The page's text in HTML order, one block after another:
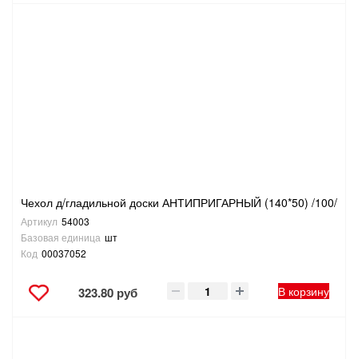
Чехол д/гладильной доски АНТИПРИГАРНЫЙ (140*50) /100/
Артикул 54003
Базовая единица шт
Код 00037052
323.80 руб В корзину